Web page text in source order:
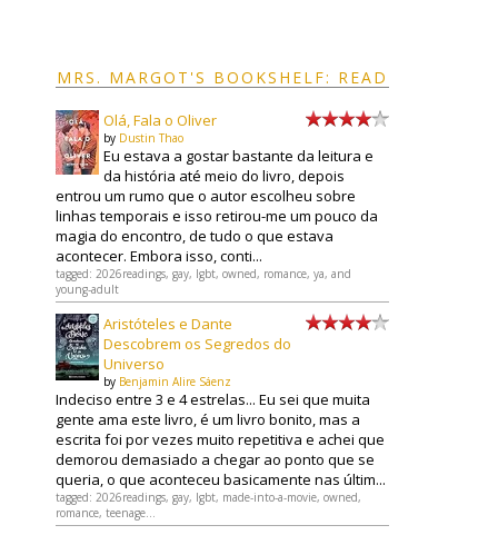
MRS. MARGOT'S BOOKSHELF: READ
Olá, Fala o Oliver
by Dustin Thao
Eu estava a gostar bastante da leitura e
da história até meio do livro, depois
entrou um rumo que o autor escolheu sobre
linhas temporais e isso retirou-me um pouco da
magia do encontro, de tudo o que estava
acontecer. Embora isso, conti...
tagged: 2026readings, gay, lgbt, owned, romance, ya, and
young-adult
Aristóteles e Dante
Descobrem os Segredos do
Universo
by Benjamin Alire Sáenz
Indeciso entre 3 e 4 estrelas... Eu sei que muita
gente ama este livro, é um livro bonito, mas a
escrita foi por vezes muito repetitiva e achei que
demorou demasiado a chegar ao ponto que se
queria, o que aconteceu basicamente nas últim...
tagged: 2026readings, gay, lgbt, made-into-a-movie, owned,
romance, teenage...